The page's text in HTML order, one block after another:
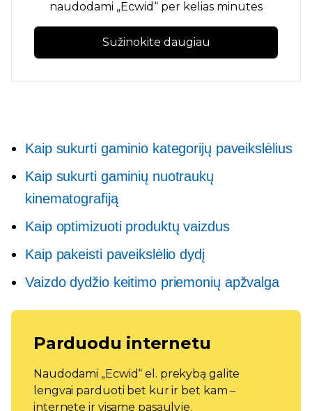
naudodami „Ecwid“ per kelias minutes
Sužinokite daugiau
Kaip sukurti gaminio kategorijų paveikslėlius
Kaip sukurti gaminių nuotraukų
kinematografiją
Kaip optimizuoti produktų vaizdus
Kaip pakeisti paveikslėlio dydį
Vaizdo dydžio keitimo priemonių apžvalga
Parduodu internetu
Naudodami „Ecwid“ el. prekybą galite
lengvai parduoti bet kur ir bet kam –
internete ir visame pasaulyje.